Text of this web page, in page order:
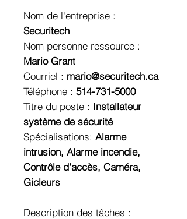
Nom de l'entreprise :
Securitech
Nom personne ressource :
Mario Grant
Courriel : mario@securitech.ca
Téléphone : 514-731-5000
Titre du poste : Installateur
système de sécurité
Spécialisations: Alarme
intrusion, Alarme incendie,
Contrôle d'accès, Caméra,
Gicleurs
Description des tâches :